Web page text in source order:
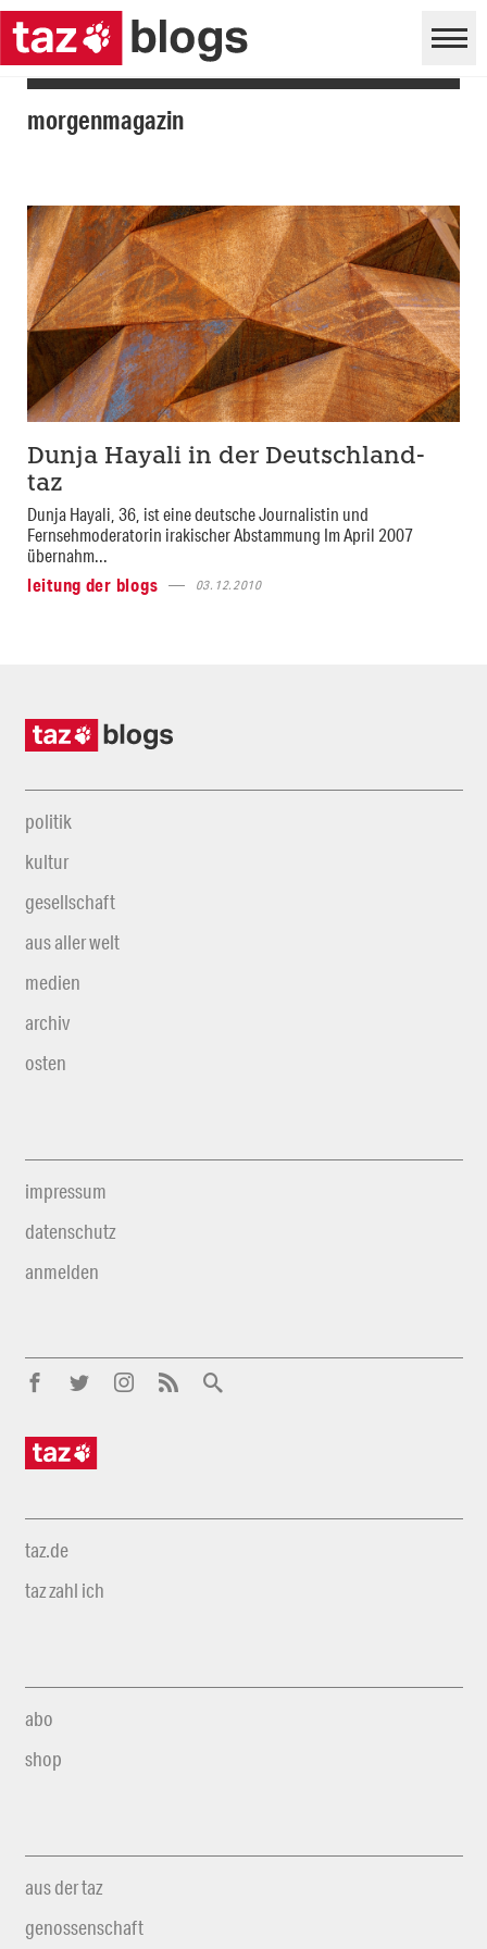
morgenmagazin
Dunja Hayali in der Deutschland-
taz
Dunja Hayali, 36, ist eine deutsche Journalistin und
Fernsehmoderatorin irakischer Abstammung Im April 2007
übernahm...
leitung der blogs
03.12.2010
politik
kultur
gesellschaft
aus aller welt
medien
archiv
osten
impressum
datenschutz
anmelden
taz.de
taz zahl ich
abo
shop
aus der taz
genossenschaft